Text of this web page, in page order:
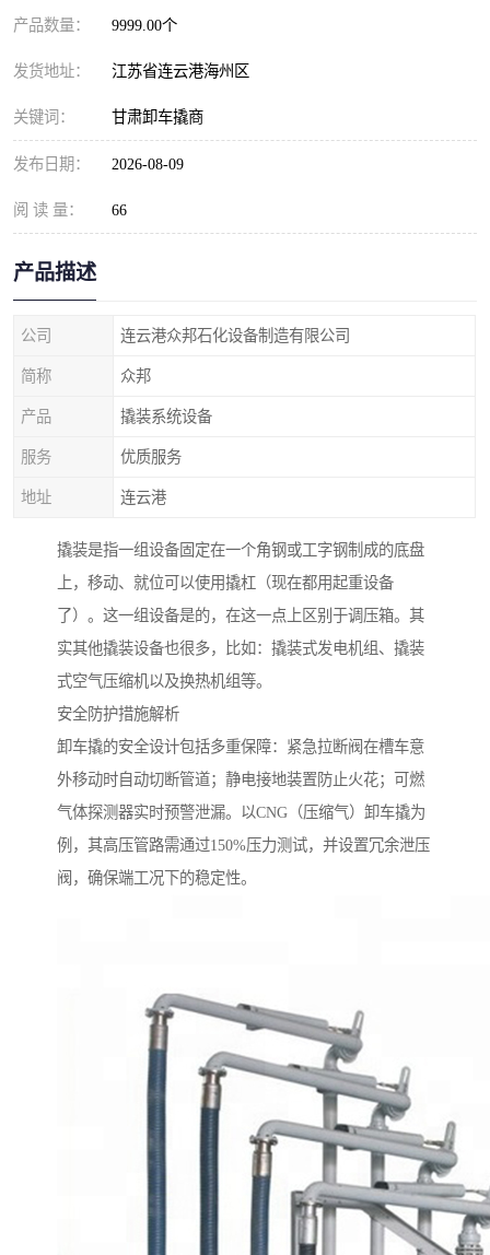
产品数量： 9999.00个
发货地址： 江苏省连云港海州区
关键词： 甘肃卸车撬商
发布日期： 2026-08-09
阅 读 量： 66
产品描述
公司 连云港众邦石化设备制造有限公司
简称 众邦
产品 撬装系统设备
服务 优质服务
地址 连云港
撬装是指一组设备固定在一个角钢或工字钢制成的底盘
上，移动、就位可以使用撬杠（现在都用起重设备
了）。这一组设备是的，在这一点上区别于调压箱。其
实其他撬装设备也很多，比如：撬装式发电机组、撬装
式空气压缩机以及换热机组等。
安全防护措施解析
卸车撬的安全设计包括多重保障：紧急拉断阀在槽车意
外移动时自动切断管道；静电接地装置防止火花；可燃
气体探测器实时预警泄漏。以CNG（压缩气）卸车撬为
例，其高压管路需通过150%压力测试，并设置冗余泄压
阀，确保端工况下的稳定性。